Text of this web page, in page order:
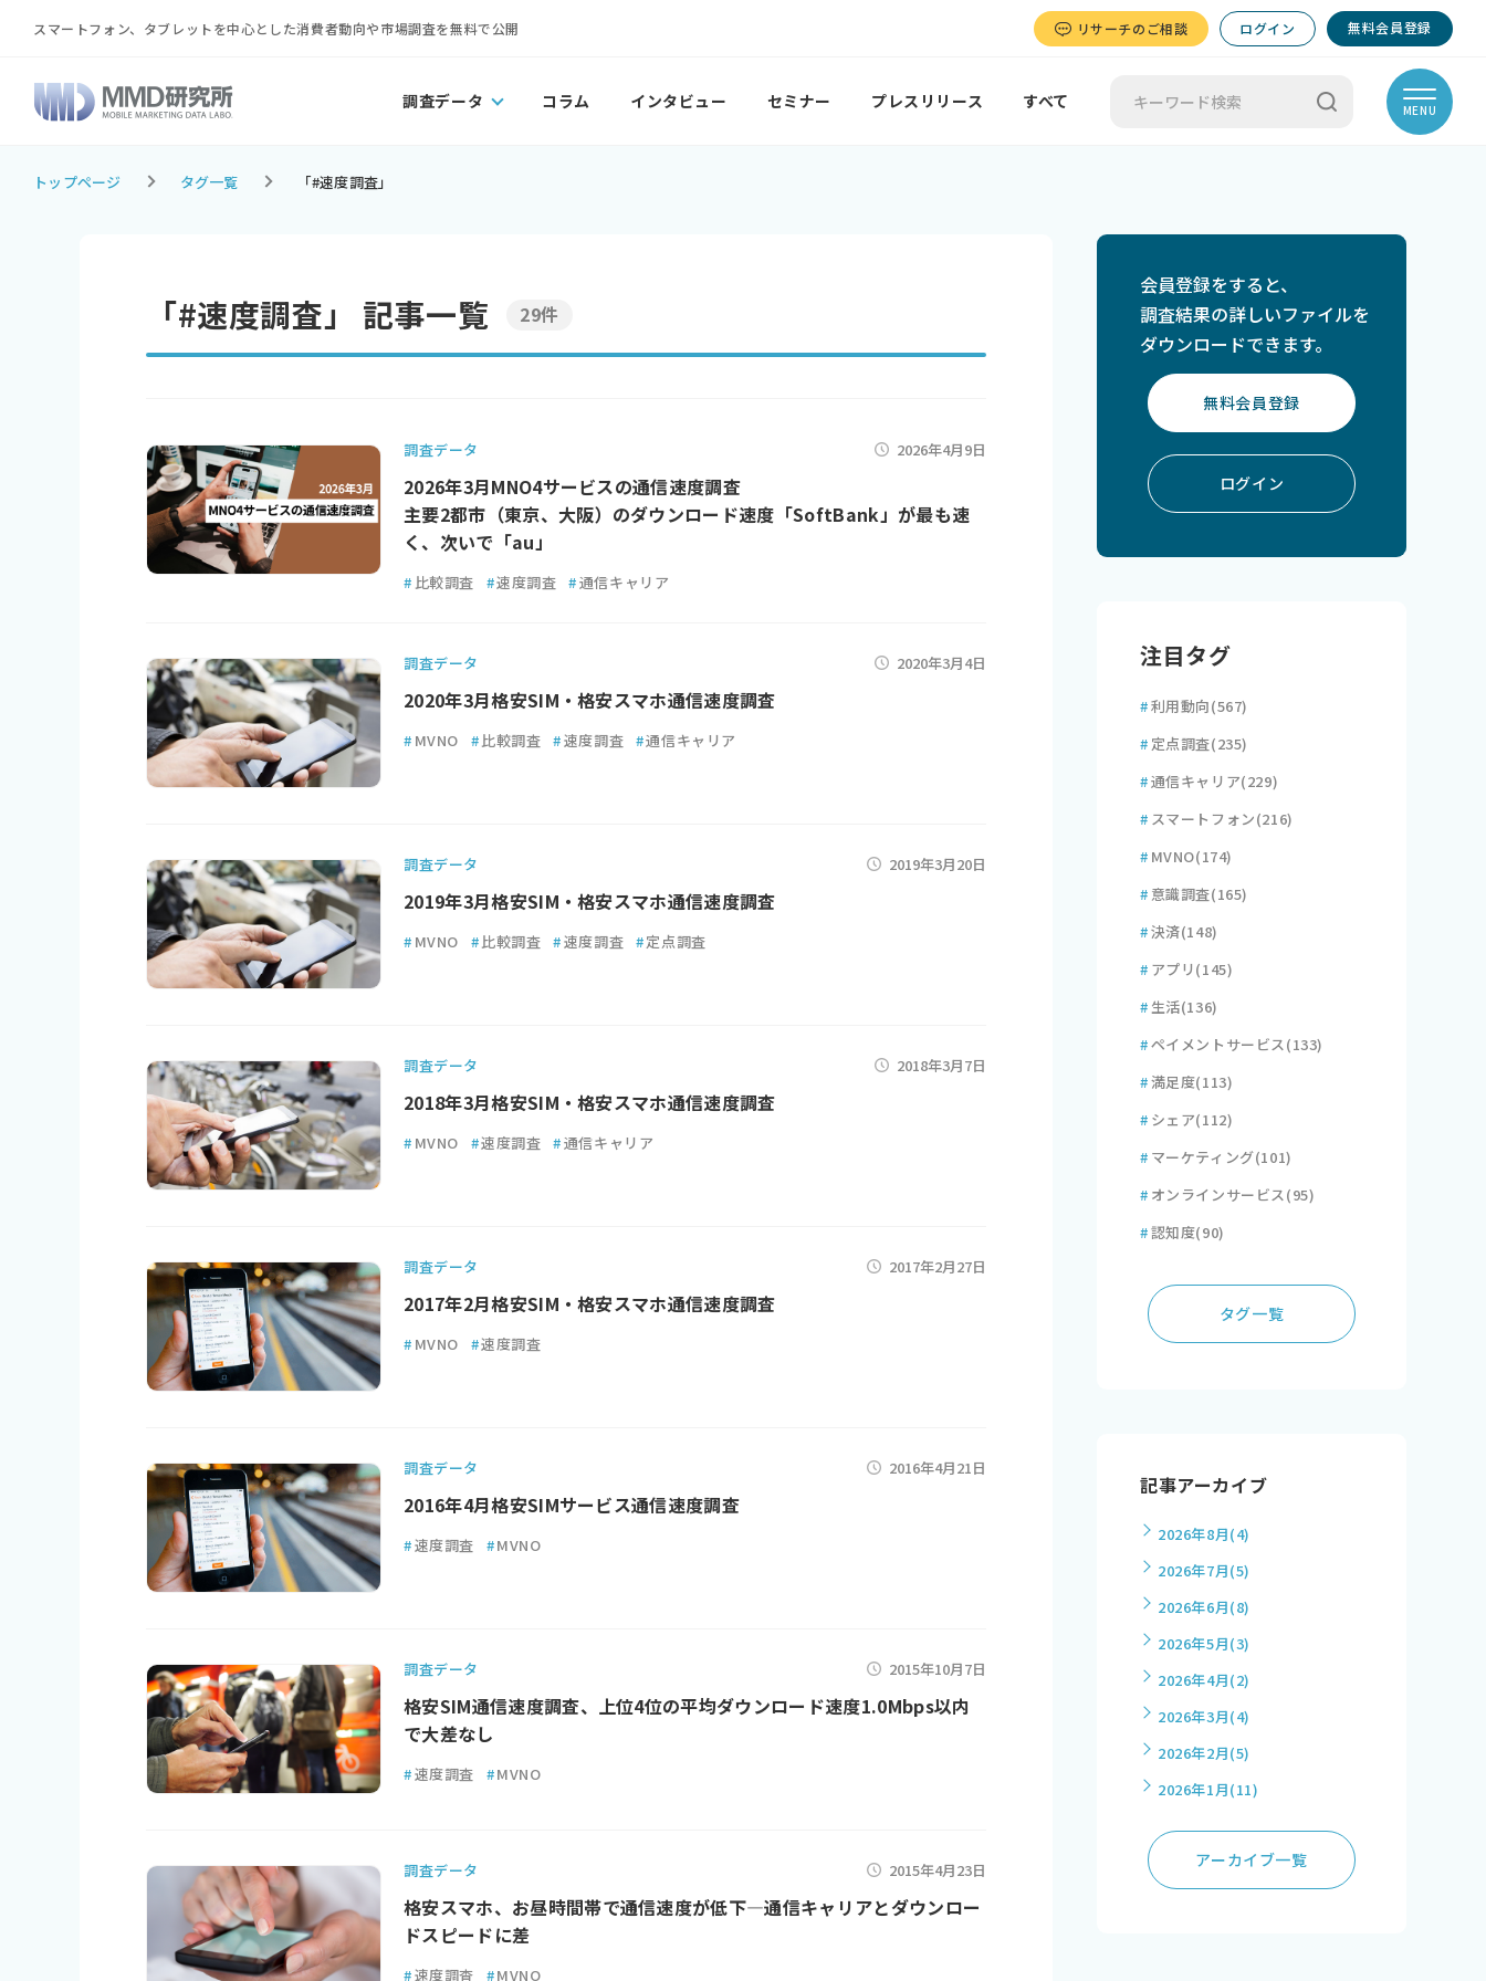
スマートフォン、タブレットを中心とした消費者動向や市場調査を無料で公開 リサーチのご相談 ログイン 無料会員登録
調査データ コラム インタビュー セミナー プレスリリース すべて MENU
トップページ タグ一覧 「#速度調査」
「#速度調査」 記事一覧 29件
調査データ 2026年4月9日
2026年3月MNO4サービスの通信速度調査
主要2都市（東京、大阪）のダウンロード速度「SoftBank」が最も速
く、次いで「au」
# 比較調査 #速度調査 #通信キャリア
調査データ 2020年3月4日
2020年3月格安SIM・格安スマホ通信速度調査
# MVNO #比較調査 #速度調査 #通信キャリア
調査データ 2019年3月20日
2019年3月格安SIM・格安スマホ通信速度調査
# MVNO #比較調査 #速度調査 #定点調査
調査データ 2018年3月7日
2018年3月格安SIM・格安スマホ通信速度調査
# MVNO #速度調査 #通信キャリア
調査データ 2017年2月27日
2017年2月格安SIM・格安スマホ通信速度調査
# MVNO #速度調査
調査データ 2016年4月21日
2016年4月格安SIMサービス通信速度調査
#速度調査 #MVNO
調査データ 2015年10月7日
格安SIM通信速度調査、上位4位の平均ダウンロード速度1.0Mbps以内
で大差なし
#速度調査 #MVNO
調査データ 2015年4月23日
格安スマホ、お昼時間帯で通信速度が低下―通信キャリアとダウンロー
ドスピードに差
#速度調査 #MVNO
会員登録をすると、
調査結果の詳しいファイルを
ダウンロードできます。
無料会員登録
ログイン
注目タグ
#利用動向(567)
# 定点調査(235)
#通信キャリア(229)
# スマートフォン(216)
# MVNO(174)
# 意識調査(165)
#決済(148)
# アプリ(145)
# 生活(136)
#ペイメントサービス(133)
#満足度(113)
# シェア(112)
# マーケティング(101)
# オンラインサービス(95)
#認知度(90)
タグ一覧
記事アーカイブ
2026年8月(4)
2026年7月(5)
2026年6月(8)
2026年5月(3)
2026年4月(2)
2026年3月(4)
2026年2月(5)
2026年1月(11)
アーカイブ一覧